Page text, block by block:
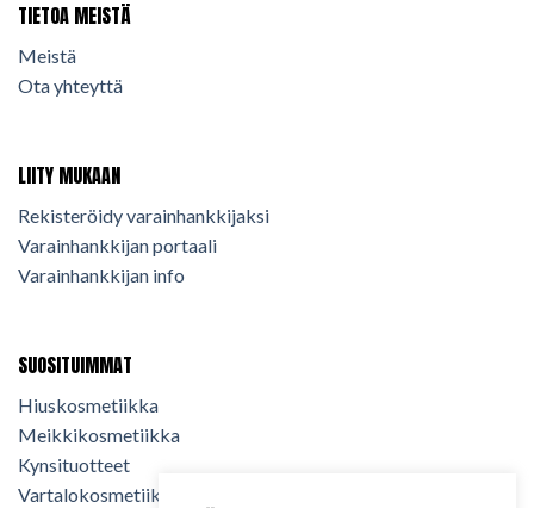
TIETOA MEISTÄ
Meistä
Ota yhteyttä
LIITY MUKAAN
Rekisteröidy varainhankkijaksi
Varainhankkijan portaali
Varainhankkijan info
SUOSITUIMMAT
Hiuskosmetiikka
Meikkikosmetiikka
Kynsituotteet
Vartalokosmetiikka